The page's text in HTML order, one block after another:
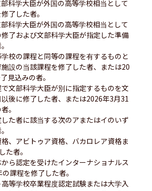
科学大臣が外国の高等学校相当として
了した者。
科学大臣が外国の高等学校相当として
了および文部科学大臣が指定した準備
校の課程と同等の課程を有するものと
設の当該課程を修了した者、または20
見込みの者。
文部科学大臣が別に指定するものを文
後に修了した者、または2026年3月31
。
た者に該当する次のアまたはイのいず
、アビトゥア資格、バカロレア資格ま
た者。
ら認定を受けたインターナショナルス
課程を修了した者。
等学校卒業程度認定試験または大学入